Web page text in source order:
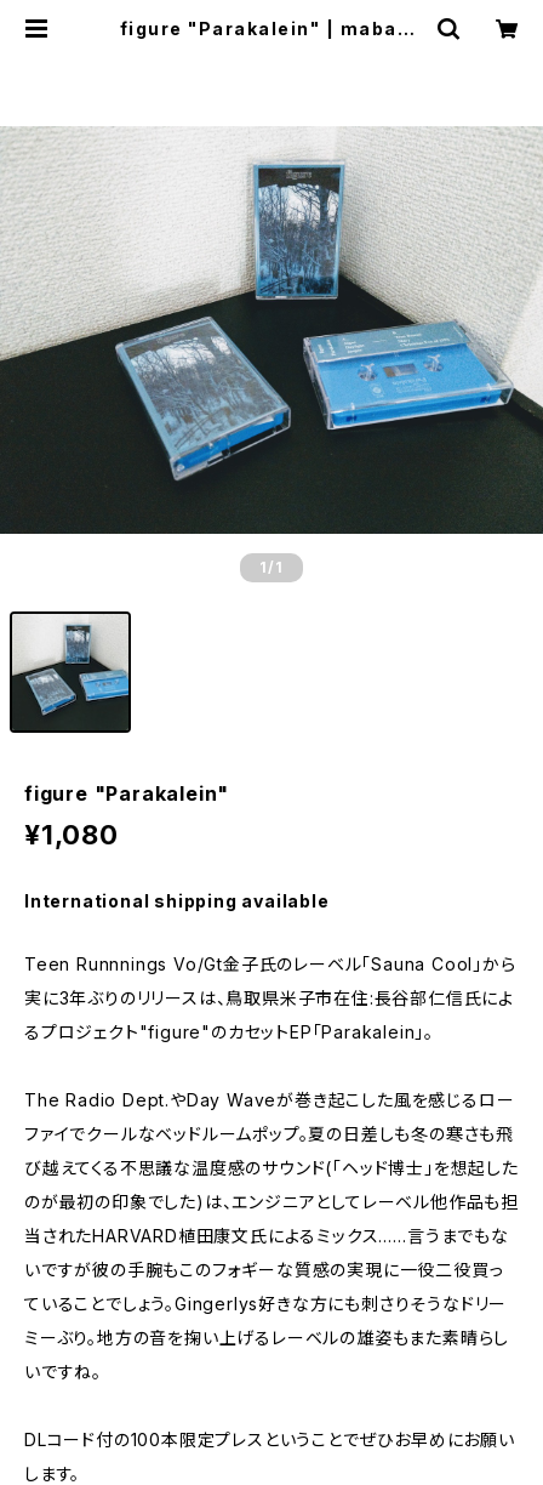
figure "Parakalein" | mabase
1 /1
figure "Parakalein"
¥1,080
International shipping available
Teen Runnnings Vo/Gt金子氏のレーベル「Sauna Cool」から
実に3年ぶりのリリースは、鳥取県米子市在住:長谷部仁信氏によ
るプロジェクト"figure"のカセットEP「Parakalein」。
The Radio Dept.やDay Waveが巻き起こした風を感じるロー
ファイでクールなベッドルームポップ。夏の日差しも冬の寒さも飛
び越えてくる不思議な温度感のサウンド(「ヘッド博士」を想起した
のが最初の印象でした)は、エンジニアとしてレーベル他作品も担
当されたHARVARD植田康文氏によるミックス……言うまでもな
いですが彼の手腕もこのフォギーな質感の実現に一役二役買っ
ていることでしょう。Gingerlys好きな方にも刺さりそうなドリー
ミーぶり。地方の音を掬い上げるレーベルの雄姿もまた素晴らし
いですね。
DLコード付の100本限定プレスということでぜひお早めにお願い
します。